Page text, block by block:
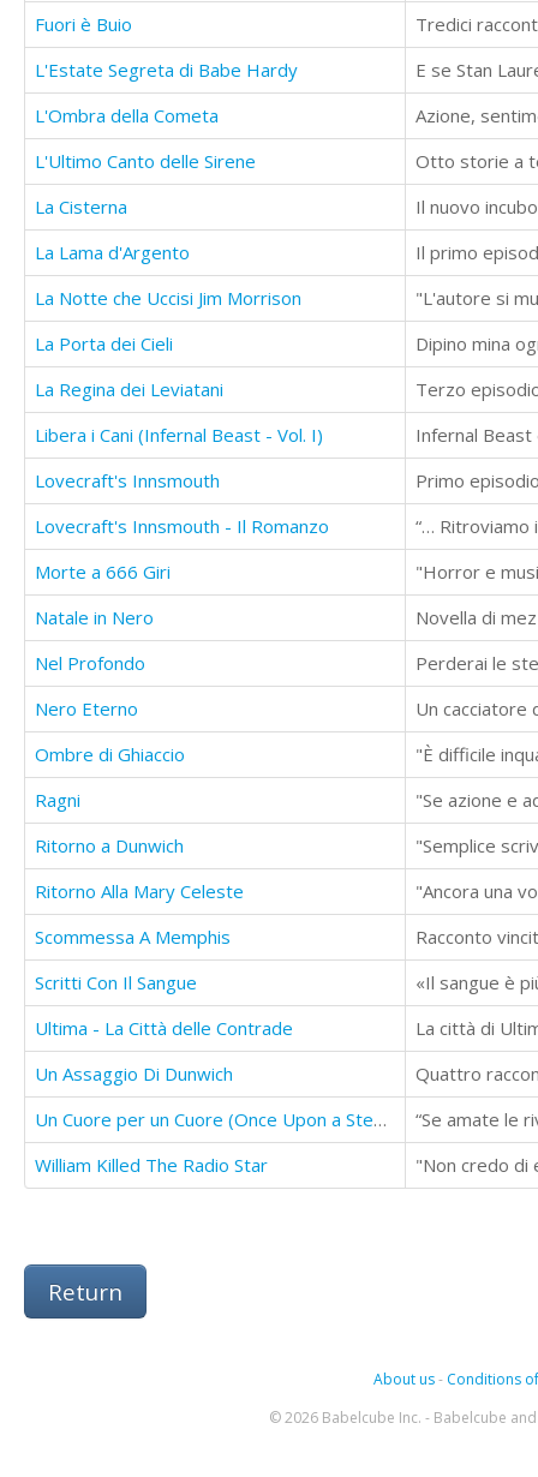
Fuori è Buio
Tredici
L'Estate Segreta di Babe Hardy
E se Stan
L'Ombra della Cometa
Azione,
L'Ultimo Canto delle Sirene
Otto storie a
La Cisterna
Il nuovo
La Lama d'Argento
Il primo
La Notte che Uccisi Jim Morrison
La Porta dei Cieli
La Regina dei Leviatani
Terzo
Libera i Cani (Infernal Beast - Vol. I)
Lovecraft's Innsmouth
Primo
Lovecraft's Innsmouth - Il Romanzo
Morte a 666 Giri
"Horror e
Natale in Nero
Novella di
Nel Profondo
Perderai le
Nero Eterno
Un cacciatore
Ombre di Ghiaccio
Ragni
Ritorno a Dunwich
Ritorno Alla Mary Celeste
Scommessa A Memphis
Racconto
Scritti Con Il Sangue
Ultima - La Città delle Contrade
Un Assaggio Di Dunwich
Quattro
Un Cuore per un Cuore (Once Upon a Steam Vol. I)
William Killed The Radio Star
Return
About us- Conditions
© 2026 Babelcube Inc. - Babelcube